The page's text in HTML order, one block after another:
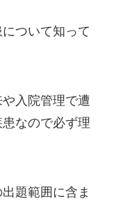
ついて知って
入院管理で遭
なので必ず理
題範囲に含ま